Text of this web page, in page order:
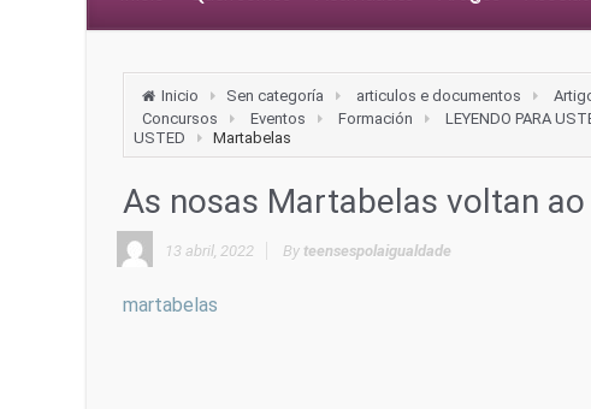
Inicio Sen categoría articulos e documentos
Concursos
Eventos Formación LEYENDO PARA
USTED
Martabelas
As nosas Martabelas voltan
13 abril, 2022 By teensespolaigualdade
martabelas